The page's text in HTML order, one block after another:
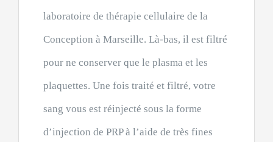
laboratoire de thérapie cellulaire de la
Conception à Marseille. Là-bas, il est filtré
pour ne conserver que le plasma et les
plaquettes. Une fois traité et filtré, votre
sang vous est réinjecté sous la forme
d’injection de PRP à l’aide de très fines